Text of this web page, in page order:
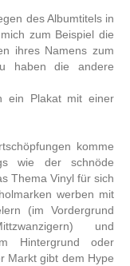
des Albumtitels in
zum Beispiel die
ihres Namens zum
haben die andere
ein Plakat mit einer
komme
wie der schnöde
Thema Vinyl für sich
werben mit
(im Vordergrund
und
Hintergrund oder
Markt gibt dem Hype